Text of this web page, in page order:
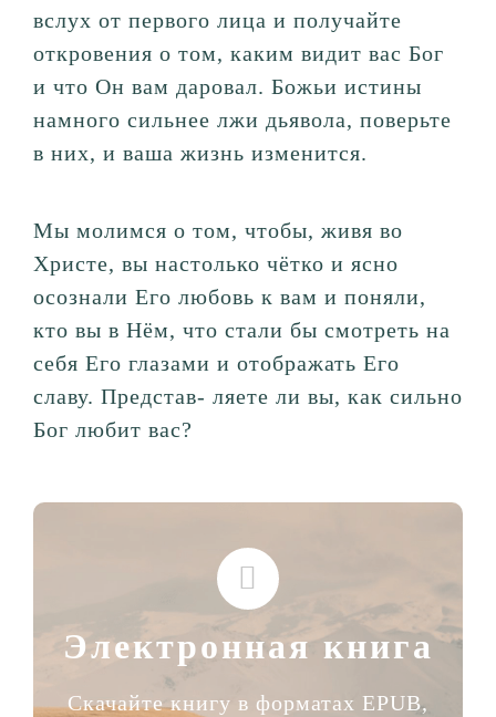
вслух от первого лица и получайте
откровения о том, каким видит вас Бог
и что Он вам даровал. Божьи истины
намного сильнее лжи дьявола, поверьте
в них, и ваша жизнь изменится.
Мы молимся о том, чтобы, живя во
Христе, вы настолько чётко и ясно
осознали Его любовь к вам и поняли,
кто вы в Нём, что стали бы смотреть на
себя Его глазами и отображать Его
славу. Представ- ляете ли вы, как сильно
Бог любит вас?
Электронная книга
Скачайте книгу в форматах EPUB,